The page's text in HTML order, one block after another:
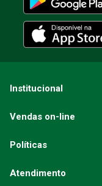
Institucional
Vendas on-line
Políticas
Atendimento